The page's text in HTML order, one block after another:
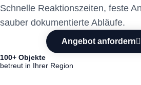
Schnelle Reaktionszeiten, feste
sauber dokumentierte Abläufe.
Angebot anfordern
100+ Objekte
betreut in Ihrer Region